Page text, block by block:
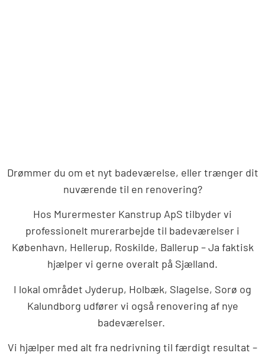
Drømmer du om et nyt badeværelse, eller trænger dit
nuværende til en renovering?
Hos Murermester Kanstrup ApS tilbyder vi
professionelt murerarbejde til badeværelser i
København, Hellerup, Roskilde, Ballerup – Ja faktisk
hjælper vi gerne overalt på Sjælland.
I lokal området Jyderup, Holbæk, Slagelse, Sorø og
Kalundborg udfører vi også renovering af nye
badeværelser.
Vi hjælper med alt fra nedrivning til færdigt resultat –